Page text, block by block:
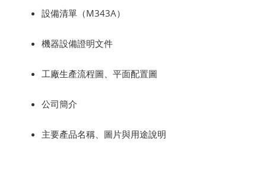
設備清單（M343A）
機器設備證明文件
工廠生產流程圖、平面配置圖
公司簡介
主要產品名稱、圖片與用途說明